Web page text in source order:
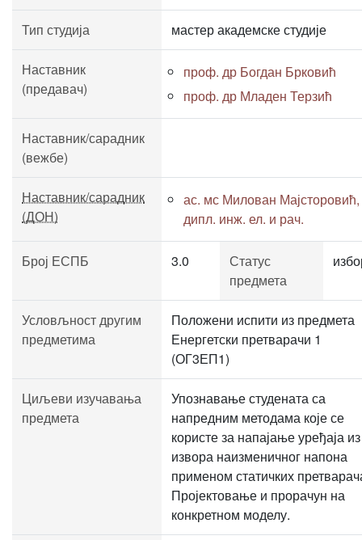
Тип студија мастер академске студије
Наставник
(предавач)
проф. др Богдан Брковић
проф. др Младен Терзић
Наставник/сарадник
(вежбе)
Наставник/сарадник
(ДОН)
ас. мс Милован Мајсторовић,
дипл. инж. ел. и рач.
Број ЕСПБ 3.0
Статус
предмета
Условљност другим
предметима
Положени испити из предмета
Енергетски претварачи 1
(ОГ3ЕП1)
Циљеви изучавања
предмета
Упознавање студената са
напредним методама које се
користе за напајање уређаја из
извора наизменичног напона
применом статичких
Пројектовање и прорачун на
конкретном моделу.